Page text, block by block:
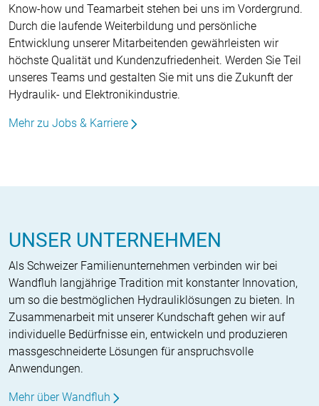
Know-how und Teamarbeit stehen bei uns im Vordergrund.
Durch die laufende Weiterbildung und persönliche
Entwicklung unserer Mitarbeitenden gewährleisten wir
höchste Qualität und Kundenzufriedenheit. Werden Sie Teil
unseres Teams und gestalten Sie mit uns die Zukunft der
Hydraulik- und Elektronikindustrie.
Mehr zu Jobs & Karriere
UNSER UNTERNEHMEN
Als Schweizer Familienunternehmen verbinden wir bei
Wandfluh langjährige Tradition mit konstanter Innovation,
um so die bestmöglichen Hydrauliklösungen zu bieten. In
Zusammenarbeit mit unserer Kundschaft gehen wir auf
individuelle Bedürfnisse ein, entwickeln und produzieren
massgeschneiderte Lösungen für anspruchsvolle
Anwendungen.
Mehr über Wandfluh